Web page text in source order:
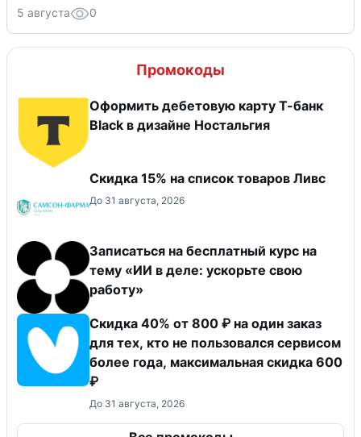
5 августа 0
Промокоды
Оформить дебетовую карту Т-банк
Black в дизайне Ностальгия
Скидка 15% на список товаров Ливс
До 31 августа, 2026
Записаться на бесплатный курс на
тему «ИИ в деле: ускорьте свою
работу»
Скидка 40% от 800 ₽ на один заказ
для тех, кто не пользовался сервисом
более года, максимальная скидка 600
₽
До 31 августа, 2026